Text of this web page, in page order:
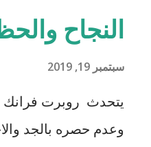
برغبة حقيقية وليس
ما أخبرني آدم أن
أمطروه بمطالبهم
حجم المسؤلية
النجاح
سبتمبر 19, 2019
يتحدث روبرت فرانك
وعدم حصره بالجد